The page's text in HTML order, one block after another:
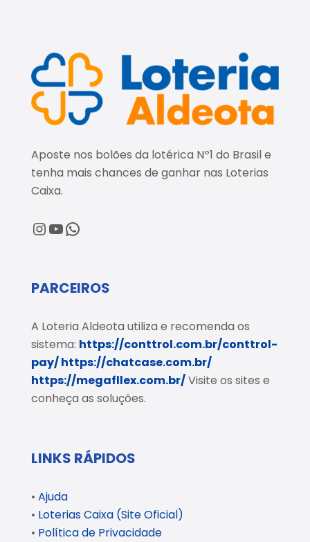
Aposte nos bolões da lotérica Nº1 do Brasil e
tenha mais chances de ganhar nas Loterias
Caixa.
@loteriaaldeota
@loteriaaldeota
Central de Atendimento
PARCEIROS
A Loteria Aldeota utiliza e recomenda os
sistema: https://conttrol.com.br/conttrol-
pay/https://chatcase.com.br/
https://megafllex.com.br/Visite os sites e
conheça as soluções.
LINKS RÁPIDOS
• Ajuda
• Loterias Caixa (Site Oficial)
• Política de Privacidade